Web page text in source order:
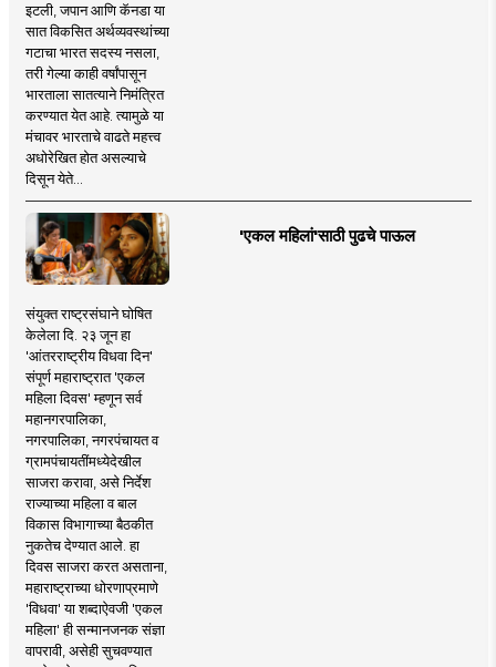
इटली, जपान आणि कॅनडा या
सात विकसित अर्थव्यवस्थांच्या
गटाचा भारत सदस्य नसला,
तरी गेल्या काही वर्षांपासून
भारताला सातत्याने निमंत्रित
करण्यात येत आहे. त्यामुळे या
मंचावर भारताचे वाढते महत्त्व
अधोरेखित होत असल्याचे
दिसून येते...
'एकल महिलां'साठी पुढचे पाऊल
संयुक्त राष्ट्रसंघाने घोषित
केलेला दि. २३ जून हा
'आंतरराष्ट्रीय विधवा दिन'
संपूर्ण महाराष्ट्रात 'एकल
महिला दिवस' म्हणून सर्व
महानगरपालिका,
नगरपालिका, नगरपंचायत व
ग्रामपंचायतींमध्येदेखील
साजरा करावा, असे निर्देश
राज्याच्या महिला व बाल
विकास विभागाच्या बैठकीत
नुकतेच देण्यात आले. हा
दिवस साजरा करत असताना,
महाराष्ट्राच्या धोरणाप्रमाणे
'विधवा' या शब्दाऐवजी 'एकल
महिला' ही सन्मानजनक संज्ञा
वापरावी, असेही सुचवण्यात